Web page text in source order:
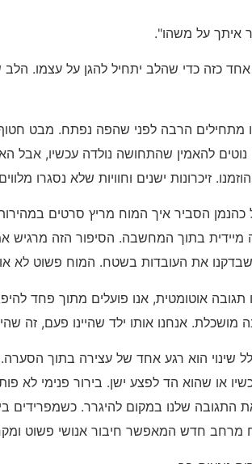
איתך על משהו".
כזה כדי שהלב יתחיל להגן על עצמו. הלב
מתחילים הרבה לפני שהפה נפתח. מבט חטוף
להאמין שהתחושה נולדה עכשיו, אבל
זיכרונות ישנים וחוויות שלא נסגרו
כהנמן הסביר איך המוח מריץ סרטים
מיידית בתוך המחשבה. הסיפור הזה מרגיש
שבדקנו את העובדות בשטח. המוח פשוט לא
תגובה אוטומטית, אנו פועלים מתוך פחד
מושכלת. אנחנו אותו ילד שהיינו פעם, זה
שינוי הוא רגע אחד של עצירה בתוך
או שהוא הד לפצע ישן. בירור פנימי לא
התגובה שלנו במקום להיגרר. כשמפרידים
מרחב חדש המאפשר חיבור אנושי פשוט